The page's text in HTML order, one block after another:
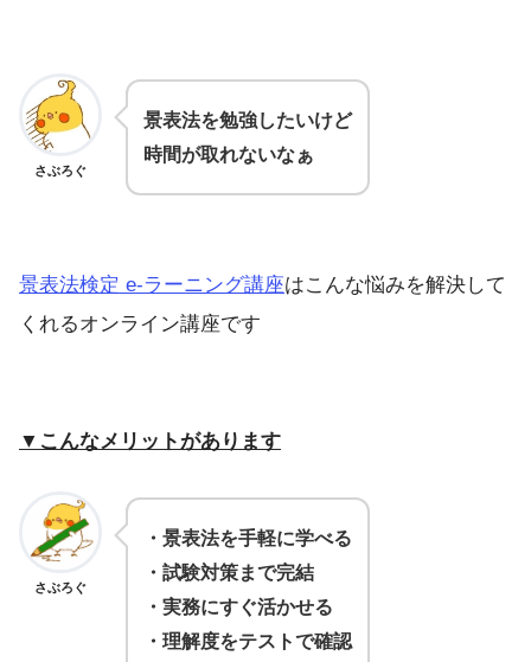
さぶろぐ
景表法を勉強したいけど
時間が取れないなぁ
景表法検定 e-ラーニング講座はこんな悩みを解決して
くれるオンライン講座です
▼こんなメリットがあります
さぶろぐ
・景表法を手軽に学べる
・試験対策まで完結
・実務にすぐ活かせる
・理解度をテストで確認